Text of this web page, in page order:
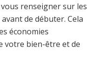
renseigner sur les
de débuter. Cela
économies
votre bien-être et de